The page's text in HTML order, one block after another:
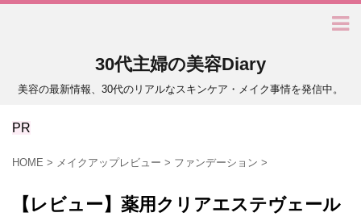
30代主婦の美容Diary
美容の最新情報、30代のリアルなスキンケア・メイク事情を発信中。
PR
HOME > メイクアップレビュー > ファンデーション >
【レビュー】薬用クリアエステヴェール